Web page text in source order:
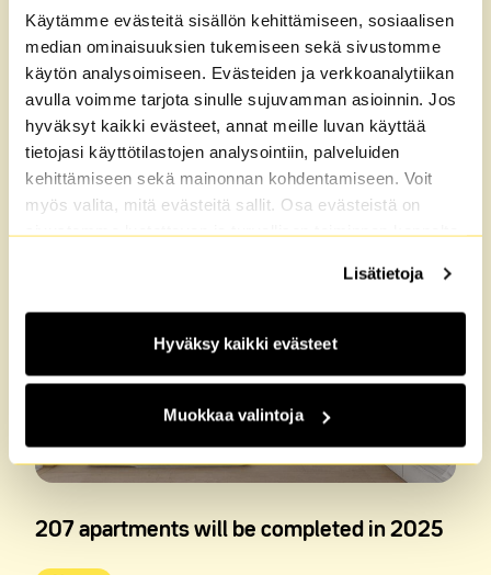
Käytämme evästeitä sisällön kehittämiseen, sosiaalisen
median ominaisuuksien tukemiseen sekä sivustomme
käytön analysoimiseen. Evästeiden ja verkkoanalytiikan
avulla voimme tarjota sinulle sujuvamman asioinnin. Jos
hyväksyt kaikki evästeet, annat meille luvan käyttää
tietojasi käyttötilastojen analysointiin, palveluiden
kehittämiseen sekä mainonnan kohdentamiseen. Voit
myös valita, mitä evästeitä sallit. Osa evästeistä on
sivustomme luotettavan ja turvallisen toiminnan kannalta
Lisätietoja
Hyväksy kaikki evästeet
Muokkaa valintoja
M2-Kodit information system upgrade –
Submit a new application starting March 25
News
Julkaistu: 25.3.2025
207 apartments will be completed in 2025